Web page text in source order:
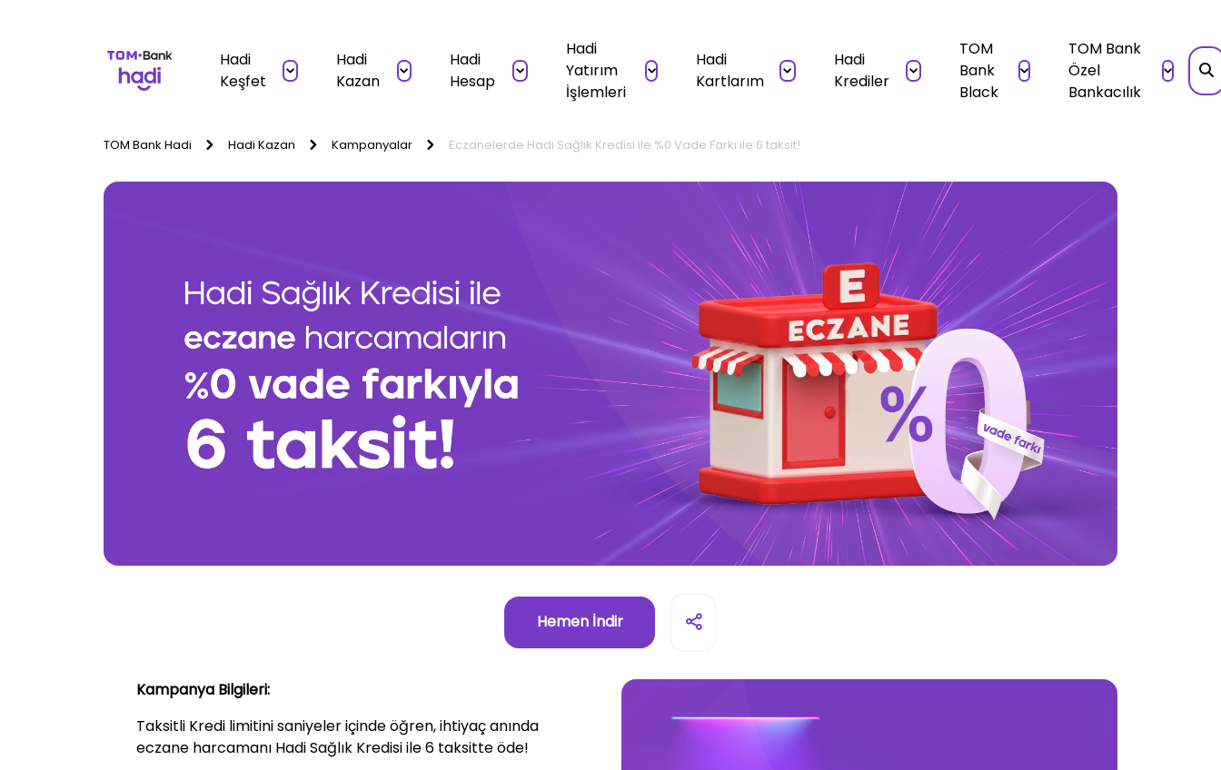
Hadi
Keşfet
Hadi
Kazan
Hadi
Hesap
Hadi
Yatırım
İşlemleri
Hadi
Kartlarım
Hadi
Krediler
TOM
Bank
Black
TOM Bank
Özel
Bankacılık
TOM Bank Hadi Hadi Kazan Kampanyalar Eczanelerde Hadi Sağlık Kredisi ile %0 Vade Farkı ile 6 taksit!
Hemen İndir
Kampanya Bilgileri:
Taksitli Kredi limitini saniyeler içinde öğren, ihtiyaç anında
eczane harcamanı Hadi Sağlık Kredisi ile 6 taksitte öde!